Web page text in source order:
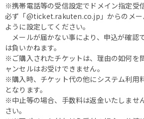
※携帯電話等の受信設定でドメイン指定受
必ず「@ticket.rakuten.co.jp」からのメー
ように設定してください。
メールが届かない事により、申込が確認
は負いかねます。
※ご購入されたチケットは、理由の如何を
ャンセルはお受けできません。
※購入時、チケット代の他にシステム利用
となります。
※中止等の場合、手数料は返金いたしませ
さい。